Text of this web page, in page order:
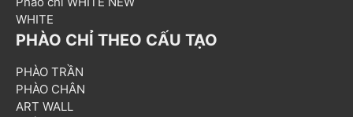
WHITE
PHÀO CHỈ THEO CẤU TẠO
PHÀO TRẦN
PHÀO CHÂN
ART WALL